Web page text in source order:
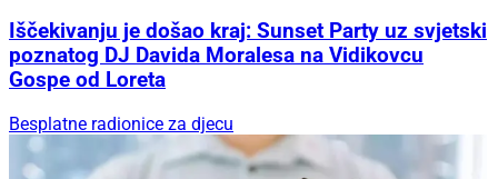
Iščekivanju je došao kraj: Sunset Party uz svjetski
poznatog DJ Davida Moralesa na Vidikovcu
Gospe od Loreta
Besplatne radionice za djecu